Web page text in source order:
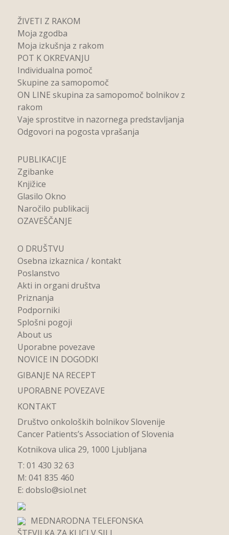
ŽIVETI Z RAKOM
Moja zgodba
Moja izkušnja z rakom
POT K OKREVANJU
Individualna pomoč
Skupine za samopomoč
ON LINE skupina za samopomoč bolnikov z
rakom
Vaje sprostitve in nazornega predstavljanja
Odgovori na pogosta vprašanja
PUBLIKACIJE
Zgibanke
Knjižice
Glasilo Okno
Naročilo publikacij
OZAVEŠČANJE
O DRUŠTVU
Osebna izkaznica / kontakt
Poslanstvo
Akti in organi društva
Priznanja
Podporniki
Splošni pogoji
About us
Uporabne povezave
NOVICE IN DOGODKI
GIBANJE NA RECEPT
UPORABNE POVEZAVE
KONTAKT
Društvo onkoloških bolnikov Slovenije
Cancer Patients’s Association of Slovenia
Kotnikova ulica 29, 1000 Ljubljana
T: 01 430 32 63
M: 041 835 460
E:dobslo@siol.net
MEDNARODNA TELEFONSKA